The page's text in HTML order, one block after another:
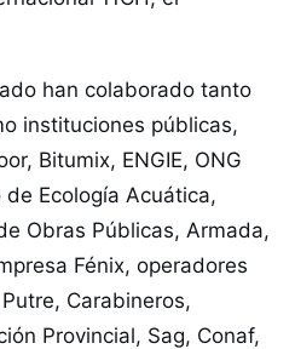
han colaborado tanto
instituciones públicas,
Bitumix, ENGIE, ONG
Ecología Acuática,
Obras Públicas, Armada,
Fénix, operadores
Carabineros,
Provincial, Sag, Conaf,